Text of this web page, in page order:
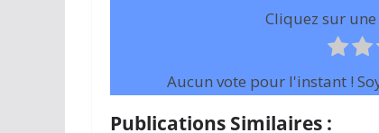
Cliquez sur
Aucun vote pour l'instant !
Publications Similaires :